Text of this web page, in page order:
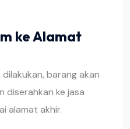
ke Alamat
barang akan
diserahkan ke jasa
alamat akhir.